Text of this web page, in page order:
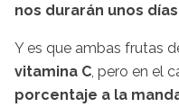
nos durarán unos
Y es que ambas frutas
vitamina C , pero en el
porcentaje a la